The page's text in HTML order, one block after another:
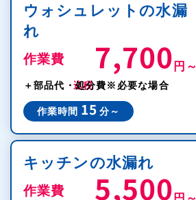
ウォシュレットの水漏
れ
作業費 7,700 円～
＋部品代・処分費※必要な場合
作業時間 15 分～
キッチンの水漏れ
作業費 5,500